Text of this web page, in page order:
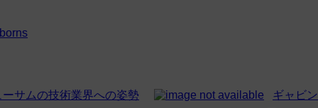
サムの技術業界への姿勢
ギャビ